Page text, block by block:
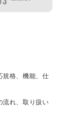
規格、機能、仕
流れ、取り扱い